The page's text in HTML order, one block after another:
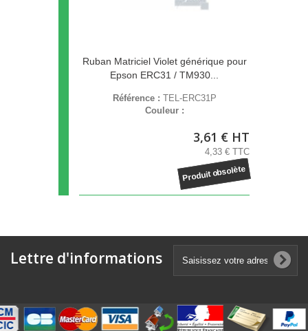
Ruban Matriciel Violet générique pour
Epson ERC31 / TM930...
Référence : TEL-ERC31P
Couleur :
3,61 € HT
4,33 € TTC
Produit obsolète
Lettre d'informations